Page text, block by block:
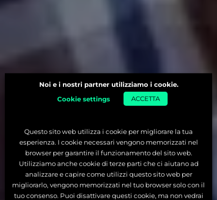
Noi e i nostri partner utilizziamo i cookie.
Cookie settings
ACCETTA
Questo sito web utilizza i cookie per migliorare la tua
esperienza. I cookie necessari vengono memorizzati nel
browser per garantire il funzionamento del sito web.
Utilizziamo anche cookie di terze parti che ci aiutano ad
analizzare e capire come utilizzi questo sito web per
migliorarlo, vengono memorizzati nel tuo browser solo con il
tuo consenso. Puoi disattivare questi cookie, ma non vedrai